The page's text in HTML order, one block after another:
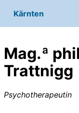
Kärnten
Mag.ª
Trattnigg
Psychotherapeutin